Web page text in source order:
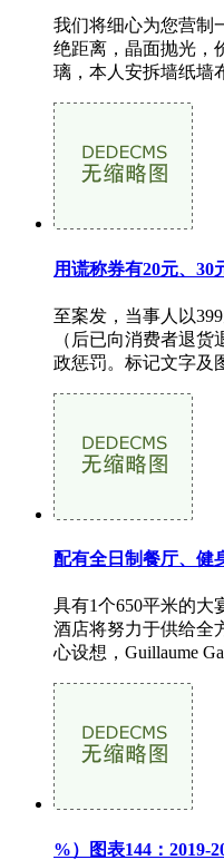
我们将细心为您营制
绝距离，晶面抛光，
璃，本人安拆墙纸墙
用谎称券有20元、30
至案发，当事人以
（后已向消费者退货
政惩罚。标记文字及
配有全日制餐厅、健
具有1个650平米的大
酒店将努力于供给全
心设想，Guillaume
%）图表144：2019-